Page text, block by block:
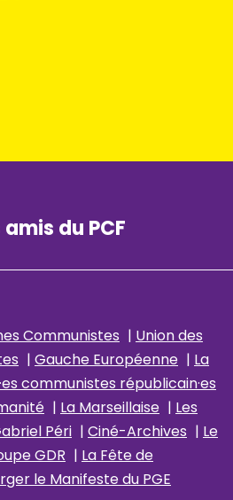
du PCF
Communistes | Union des
| Gauche Européenne | La
·es communistes républicain·es
| La Marseillaise | Les
Péri | Ciné-Archives | Le
GDR | La Fête de
le Manifeste du PGE